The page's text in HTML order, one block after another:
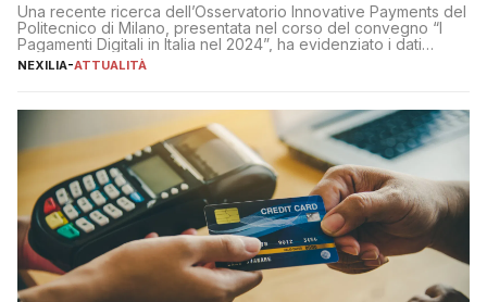
Una recente ricerca dell’Osservatorio Innovative Payments del
Politecnico di Milano, presentata nel corso del convegno “I
Pagamenti Digitali in Italia nel 2024”, ha evidenziato i dati
definitivi del primo semestre 2024 relativamente alle
NEXILIA-ATTUALITÀ